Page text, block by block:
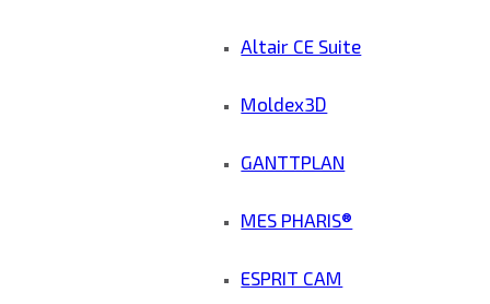
Altair CE Suite
Moldex3D
GANTTPLAN
MES PHARIS®
ESPRIT CAM